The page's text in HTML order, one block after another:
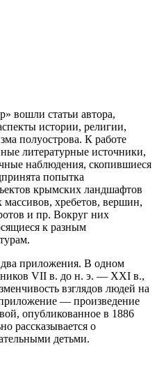
вошли статьи автора,
истории, религии,
полуострова. К работе
литературные источники,
наблюдения, скопившиеся
попытка
крымских ландшафтов
хребетов, вершин,
и пр. Вокруг них
к разным
приложения. В одном
VII в. до н. э. — XXI в.,
взглядов людей на
— произведение
опубликованное в 1886
рассказывается о
детьми.